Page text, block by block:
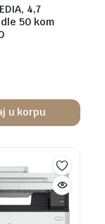
4,7
50 kom
u korpu